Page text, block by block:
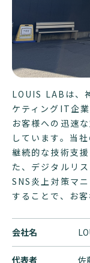
LOUIS LABは、
ケティングIT企
お客様への迅速
しています。当
継続的な技術支
た、デジタルリ
SNS炎上対策マ
することで、お
会社名
代表者 佐